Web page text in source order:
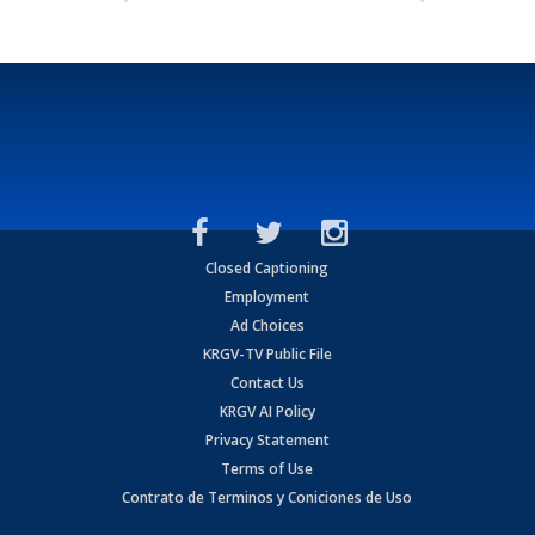
Closed Captioning
Employment
Ad Choices
KRGV-TV Public File
Contact Us
KRGV AI Policy
Privacy Statement
Terms of Use
Contrato de Terminos y Coniciones de Uso